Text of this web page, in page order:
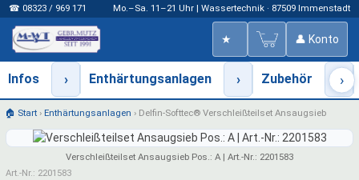
☎ 08323 / 969 171 Mo.–Sa. 11–21 Uhr | Wassertechnik · 87509 Immenstadt
★ 👤 Konto
Infos › Enthärtungsanlagen › Zubehör ››
🏠 Start› Enthärtungsanlagen › Delfin-Softtec® Verschleißteilset Ansaugsieb
Verschleißteilset Ansaugsieb Pos.: A | Art.-Nr.: 2201583
Art.-Nr.: 2201583